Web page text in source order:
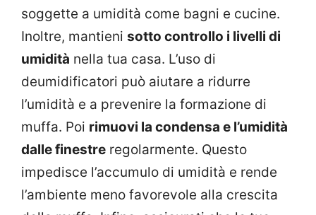
soggette a umidità come bagni e cucine.
Inoltre, mantieni sotto controllo i livelli di
umidità nella tua casa. L’uso di
deumidificatori può aiutare a ridurre
l’umidità e a prevenire la formazione di
muffa. Poi rimuovi la condensa e l’umidità
dalle finestre regolarmente. Questo
impedisce l’accumulo di umidità e rende
l’ambiente meno favorevole alla crescita